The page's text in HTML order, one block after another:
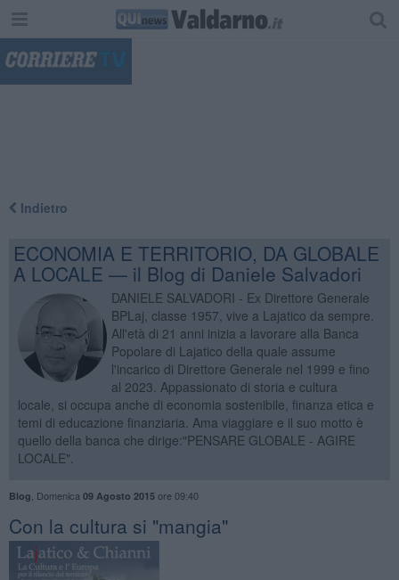
Indietro
ECONOMIA E TERRITORIO, DA GLOBALE
A LOCALE — il Blog di Daniele Salvadori
DANIELE SALVADORI - Ex Direttore Generale
BPLaj, classe 1957, vive a Lajatico da sempre.
All'età di 21 anni inizia a lavorare alla Banca
Popolare di Lajatico della quale assume
l'incarico di Direttore Generale nel 1999 e fino
al 2023. Appassionato di storia e cultura
locale, si occupa anche di economia sostenibile, finanza etica e
temi di educazione finanziaria. Ama viaggiare e il suo motto è
quello della banca che dirige:"PENSARE GLOBALE - AGIRE
LOCALE".
Blog Domenica 09 Agosto 2015ore 09:40
​Con la cultura si "mangia"